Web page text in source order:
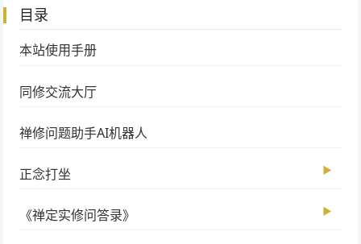
目录
本站使用手册
同修交流大厅
禅修问题助手AI机器人
正念打坐 ▶
《禅定实修问答录》 ▶